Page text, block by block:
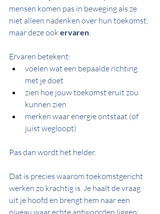
mensen komen pas in beweging als ze
niet alleen nadenken over hun toekomst,
maar deze ook ervaren.
Ervaren betekent:
voelen wat een bepaalde richting
met je doet
zien hoe jouw toekomst eruit zou
kunnen zien
merken waar energie ontstaat (of
juist wegloopt)
Pas dan wordt het helder.
Dat is precies waarom toekomstgericht
werken zo krachtig is. Je haalt de vraag
uit je hoofd en brengt hem naar een
niveau waar echte antwoorden liggen: